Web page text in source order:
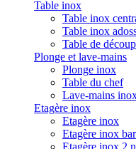
Table inox
Table inox
Table inox
Table de
Plonge et lave-mains
Plonge inox
Table du chef
Lave-mains
Etagère inox
Etagère inox
Etagère inox
Etagère inox 2